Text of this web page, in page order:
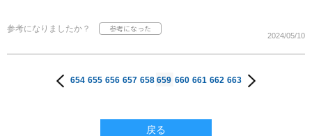
参考になりましたか？
2024/05/10
654 655 656 657 658 659 660 661 662 663
戻る